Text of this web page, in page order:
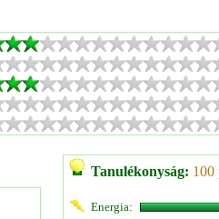
Tanulékonyság: 100
Energia: